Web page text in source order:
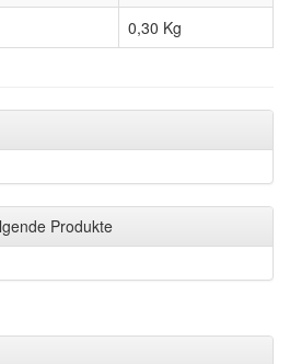
0,30 Kg
Produkte